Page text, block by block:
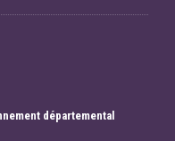
départemental